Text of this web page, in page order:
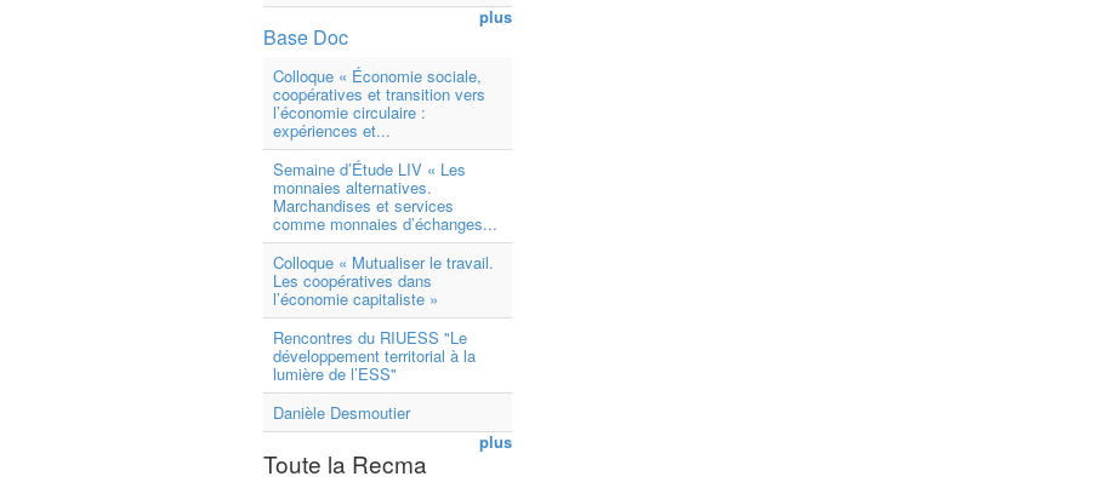
plus
Base Doc
Colloque « Économie sociale,
coopératives et transition vers
l’économie circulaire :
expériences et...
Semaine d’Étude LIV « Les
monnaies alternatives.
Marchandises et services
comme monnaies d’échanges...
Colloque « Mutualiser le travail.
Les coopératives dans
l’économie capitaliste »
Rencontres du RIUESS "Le
développement territorial à la
lumière de l’ESS"
Danièle Desmoutier
plus
Toute la Recma